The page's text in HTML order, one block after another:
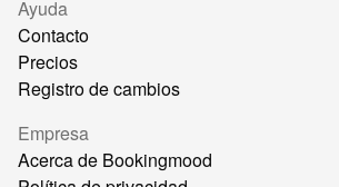
Ayuda
Contacto
Precios
Registro de cambios
Empresa
Acerca de Bookingmood